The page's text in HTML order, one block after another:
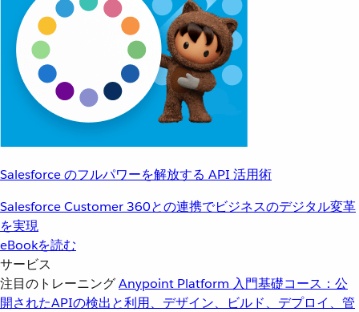
Salesforce のフルパワーを解放する API 活用術
Salesforce Customer 360との連携でビジネスのデジタル変革
を実現
eBookを読む
サービス
注目のトレーニングAnypoint Platform 入門基礎コース：公
開されたAPIの検出と利用、デザイン、ビルド、デプロイ、管